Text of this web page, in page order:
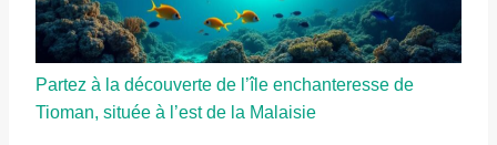
Partez à la découverte de l’île enchanteresse de
Tioman, située à l’est de la Malaisie